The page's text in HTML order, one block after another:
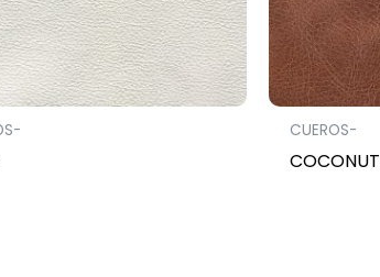
CUEROS-
COCONUT